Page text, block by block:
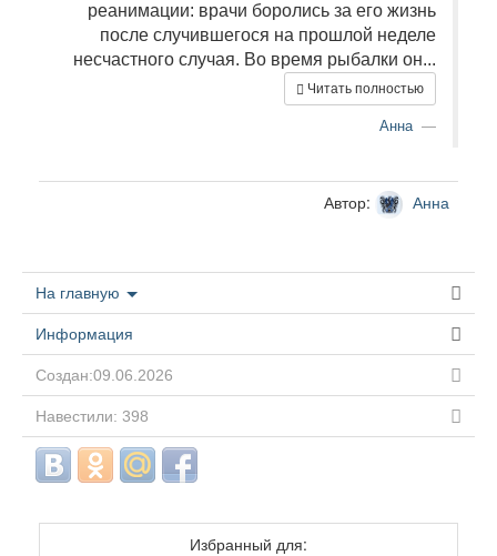
реанимации: врачи боролись за его жизнь
после случившегося на прошлой неделе
несчастного случая. Во время рыбалки он...
Читать полностью
Анна
Автор: Анна
На главную
Информация
Создан:09.06.2026
Навестили: 398
Избранный для: